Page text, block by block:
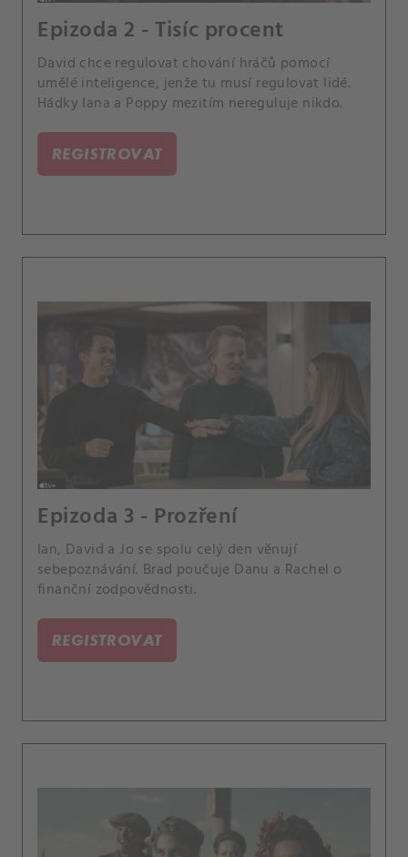
Epizoda 2 - Tisíc procent
David chce regulovat chování hráčů pomocí
umělé inteligence, jenže tu musí regulovat lidé.
Hádky Iana a Poppy mezitím nereguluje nikdo.
REGISTROVAT
Epizoda 3 - Prozření
Ian, David a Jo se spolu celý den věnují
sebepoznávání. Brad poučuje Danu a Rachel o
finanční zodpovědnosti.
REGISTROVAT